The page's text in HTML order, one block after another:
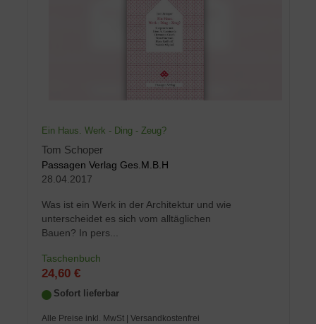
Ein Haus. Werk - Ding - Zeug?
Tom Schoper
Passagen Verlag Ges.M.B.H
28.04.2017
Was ist ein Werk in der Architektur und wie
unterscheidet es sich vom alltäglichen
Bauen? In pers...
Taschenbuch
24,60 €
Sofort lieferbar
Alle Preise inkl. MwSt | Versandkostenfrei